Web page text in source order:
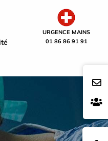
URGENCE MAINS
01 86 86 91 91